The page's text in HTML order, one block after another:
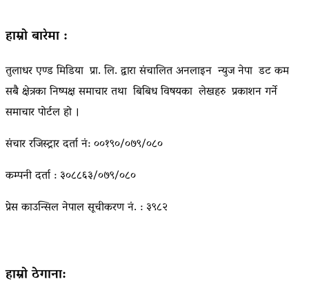
हाम्रो बारेमा :
तुलाधर एण्ड मिडिया प्रा. लि. द्वारा संचालित अनलाइन न्युज नेपा डट कम
सबै क्षेत्रका निष्पक्ष समाचार तथा बिबिध विषयका लेखहरु प्रकाशन गर्ने
समाचार पोर्टल हो ।
संचार रजिस्ट्रार दर्ता नं: ००१९०/०७९/०८०
कम्पनी दर्ता : ३०८८६३/०७९/०८०
प्रेस काउन्सिल नेपाल सूचीकरण नं. : ३९८२
हाम्रो ठेगाना: